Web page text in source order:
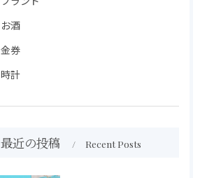
お酒
金券
時計
最近の投稿 Recent Posts